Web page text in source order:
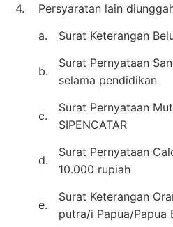
4.
Persyaratan lain
a.
Surat Keterangan
b.
Surat Pernyataan
selama pendidikan
c.
Surat Pernyataan
SIPENCATAR
d.
Surat Pernyataan
10.000 rupiah
e.
Surat Keterangan
putra/i Papua/Papua